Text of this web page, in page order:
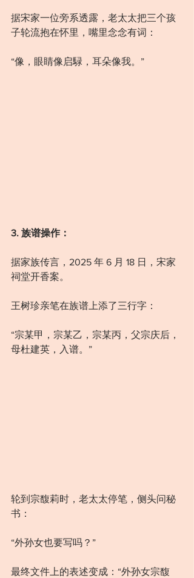
据宋家一位旁系透露，老太太把三个孩
子轮流抱在怀里，嘴里念念有词：
“像，眼睛像启騄，耳朵像我。”
3. 族谱操作：
据家族传言，2025 年 6 月 18 日，宋家
祠堂开香案。
王树珍亲笔在族谱上添了三行字：
“宗某甲，宗某乙，宗某丙，父宗庆后，
母杜建英，入谱。”
轮到宗馥莉时，老太太停笔，侧头问秘
书：
“外孙女也要写吗？”
最终文件上的表述变成：“外孙女宗馥